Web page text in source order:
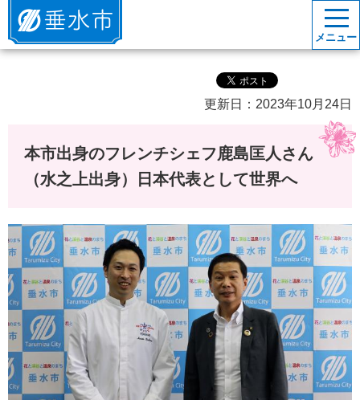
垂水市
メニュー
更新日：2023年10月24日
本市出身のフレンチシェフ鹿島匡人さん
（水之上出身）日本代表として世界へ